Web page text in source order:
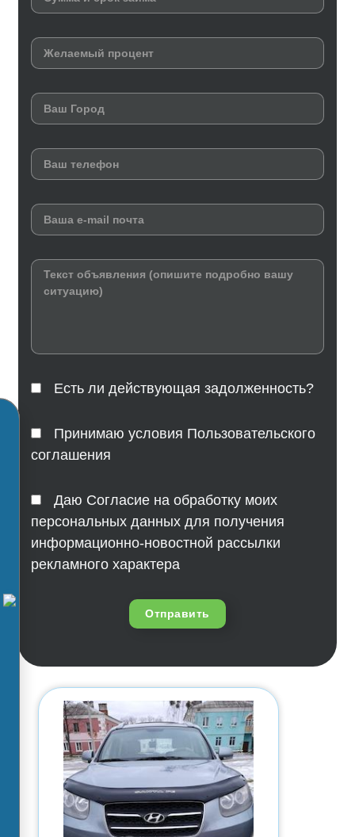
Есть ли действующая задолженность?
Принимаю условия Пользовательского
соглашения
Даю Согласие на обработку моих
персональных данных для получения
информационно-новостной рассылки
рекламного характера
Отправить